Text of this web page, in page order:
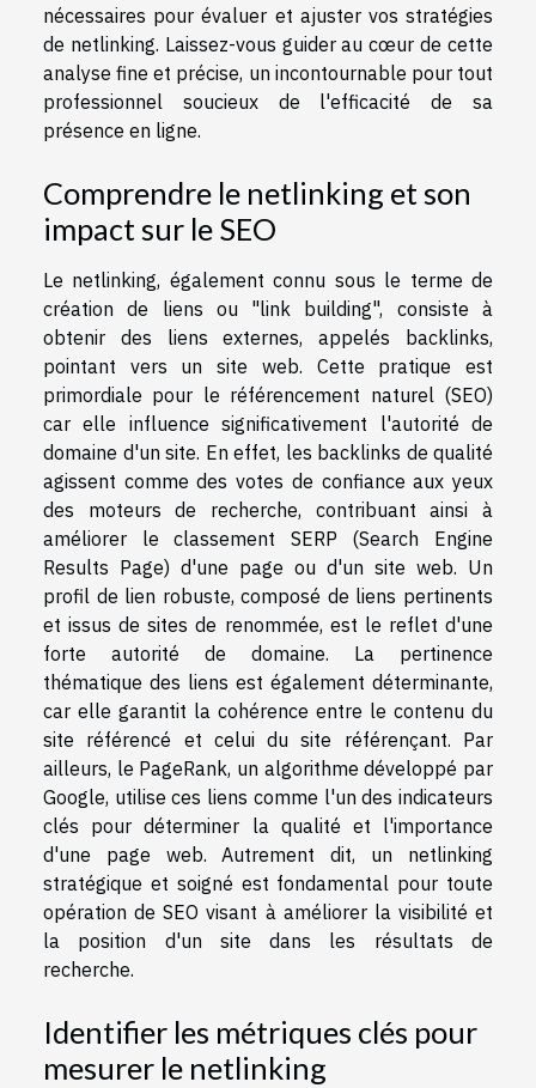
nécessaires pour évaluer et ajuster vos stratégies
de netlinking. Laissez-vous guider au cœur de cette
analyse fine et précise, un incontournable pour tout
professionnel soucieux de l'efficacité de sa
présence en ligne.
Comprendre le netlinking et son
impact sur le SEO
Le netlinking, également connu sous le terme de
création de liens ou "link building", consiste à
obtenir des liens externes, appelés backlinks,
pointant vers un site web. Cette pratique est
primordiale pour le référencement naturel (SEO)
car elle influence significativement l'autorité de
domaine d'un site. En effet, les backlinks de qualité
agissent comme des votes de confiance aux yeux
des moteurs de recherche, contribuant ainsi à
améliorer le classement SERP (Search Engine
Results Page) d'une page ou d'un site web. Un
profil de lien robuste, composé de liens pertinents
et issus de sites de renommée, est le reflet d'une
forte autorité de domaine. La pertinence
thématique des liens est également déterminante,
car elle garantit la cohérence entre le contenu du
site référencé et celui du site référençant. Par
ailleurs, le PageRank, un algorithme développé par
Google, utilise ces liens comme l'un des indicateurs
clés pour déterminer la qualité et l'importance
d'une page web. Autrement dit, un netlinking
stratégique et soigné est fondamental pour toute
opération de SEO visant à améliorer la visibilité et
la position d'un site dans les résultats de
recherche.
Identifier les métriques clés pour
mesurer le netlinking